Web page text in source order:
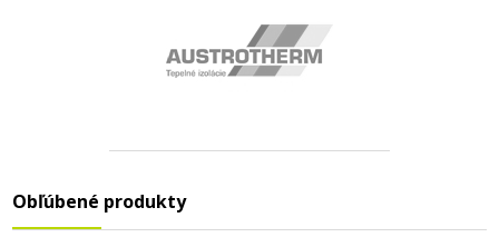
Obľúbené produkty